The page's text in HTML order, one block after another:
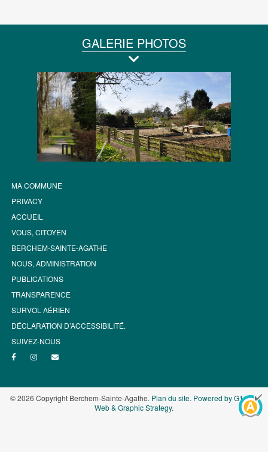
GALERIE PHOTOS
MA COMMUNE
PRIVACY
ACCUEIL
VOUS, CITOYEN
BERCHEM-SAINTE-AGATHE
NOUS, ADMINISTRATION
PUBLICATIONS
TRANSPARENCE
SURVOL AÉRIEN
DÉCLARATION D’ACCESSIBILITÉ.
SUIVEZ-NOUS
© 2026 Copyright Berchem-Sainte-Agathe. Plan du site. Powered by G1.be -
Web & Graphic Strategy.